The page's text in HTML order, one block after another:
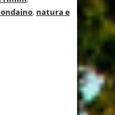
, natura e